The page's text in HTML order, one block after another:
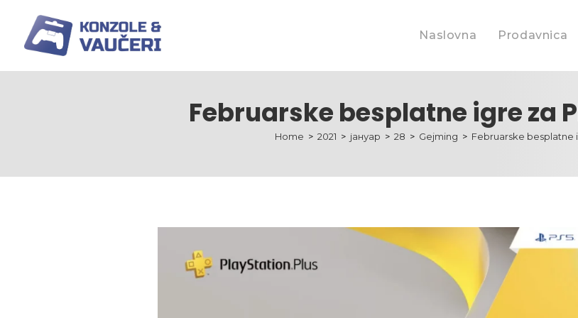
Naslovna Prodavnica
Februarske besplatne igre za
Home > 2021 > јануар > 28 > Gejming > Februarske besplatne